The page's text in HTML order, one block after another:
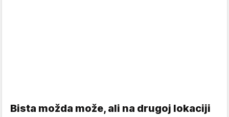
Bista možda može, ali na drugoj lokaciji